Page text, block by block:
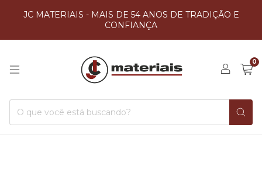
JC MATERIAIS - MAIS DE 54 ANOS DE TRADIÇÃO E
CONFIANÇA
0